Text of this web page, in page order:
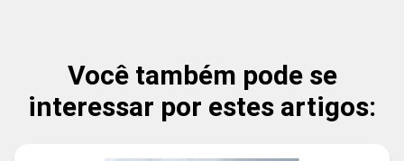
Você também pode se
interessar por estes artigos: